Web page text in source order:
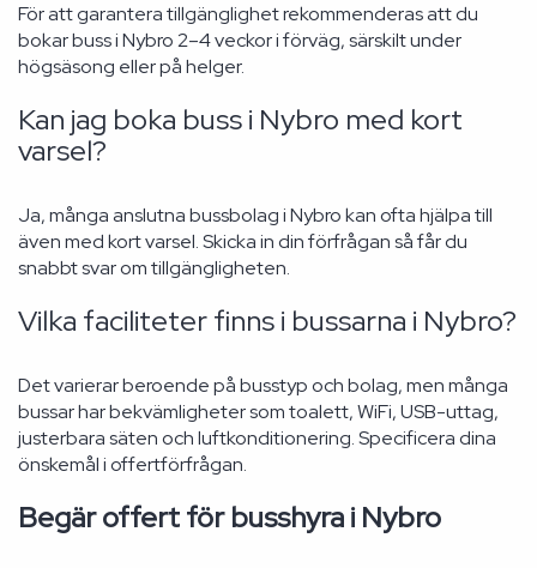
För att garantera tillgänglighet rekommenderas att du
bokar buss i Nybro 2–4 veckor i förväg, särskilt under
högsäsong eller på helger.
Kan jag boka buss i Nybro med kort
varsel?
Ja, många anslutna bussbolag i Nybro kan ofta hjälpa till
även med kort varsel. Skicka in din förfrågan så får du
snabbt svar om tillgängligheten.
Vilka faciliteter finns i bussarna i Nybro?
Det varierar beroende på busstyp och bolag, men många
bussar har bekvämligheter som toalett, WiFi, USB-uttag,
justerbara säten och luftkonditionering. Specificera dina
önskemål i offertförfrågan.
Begär offert för busshyra i Nybro